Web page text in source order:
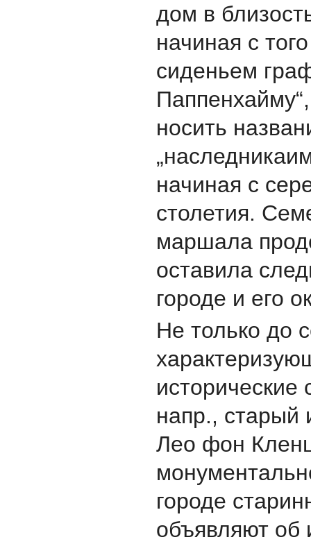
дом в
начиная с
сиденьем
носить
начиная с
столетия.
маршала
оставила
городе и его
Не только до
исторические
напр., старый
Лео фон
городе
объявляют об